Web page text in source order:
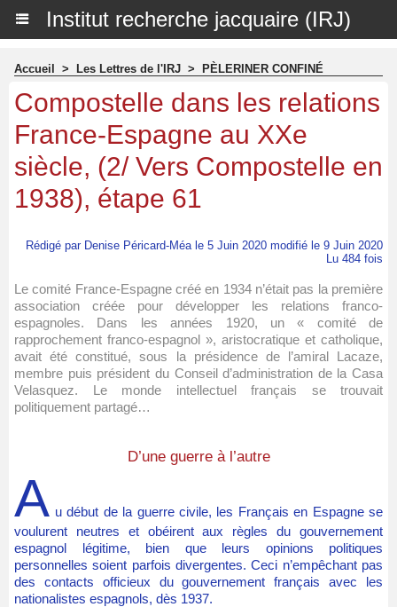
Institut recherche jacquaire (IRJ)
Accueil > Les Lettres de l'IRJ > PÈLERINER CONFINÉ
Compostelle dans les relations
France-Espagne au XXe
siècle, (2/ Vers Compostelle en
1938), étape 61
Rédigé par Denise Péricard-Méa le 5 Juin 2020 modifié le 9 Juin 2020
Lu 484 fois
Le comité France-Espagne créé en 1934 n’était pas la première
association créée pour développer les relations franco-
espagnoles. Dans les années 1920, un « comité de
rapprochement franco-espagnol », aristocratique et catholique,
avait été constitué, sous la présidence de l’amiral Lacaze,
membre puis président du Conseil d’administration de la Casa
Velasquez. Le monde intellectuel français se trouvait
politiquement partagé…
D’une guerre à l’autre
A u début de la guerre civile, les Français en Espagne se
voulurent neutres et obéirent aux règles du gouvernement
espagnol légitime, bien que leurs opinions politiques
personnelles soient parfois divergentes. Ceci n’empêchant pas
des contacts officieux du gouvernement français avec les
nationalistes espagnols, dès 1937.